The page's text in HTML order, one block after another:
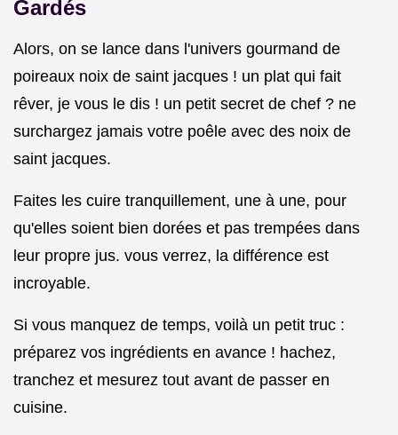
Gardés
Alors, on se lance dans l'univers gourmand de
poireaux noix de saint jacques ! un plat qui fait
rêver, je vous le dis ! un petit secret de chef ? ne
surchargez jamais votre poêle avec des noix de
saint jacques.
Faites les cuire tranquillement, une à une, pour
qu'elles soient bien dorées et pas trempées dans
leur propre jus. vous verrez, la différence est
incroyable.
Si vous manquez de temps, voilà un petit truc :
préparez vos ingrédients en avance ! hachez,
tranchez et mesurez tout avant de passer en
cuisine.